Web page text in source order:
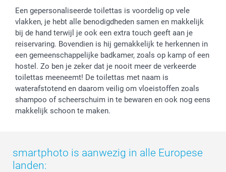
Reviews
Prijslijst
Investor Relations
service@smartphoto.nl
Affiliate partnerprogramma
Partnerships
Influencer partnerprogramma
Huwelijk
Een gepersonaliseerde toilettas is voordelig op vele
vlakken, je hebt alle benodigdheden samen en makkelijk
bij de hand terwijl je ook een extra touch geeft aan je
reiservaring. Bovendien is hij gemakkelijk te herkennen in
een gemeenschappelijke badkamer, zoals op kamp of een
hostel. Zo ben je zeker dat je nooit meer de verkeerde
toilettas meeneemt! De toilettas met naam is
waterafstotend en daarom veilig om vloeistoffen zoals
shampoo of scheerschuim in te bewaren en ook nog eens
makkelijk schoon te maken.
smartphoto is aanwezig in alle Europese
landen: